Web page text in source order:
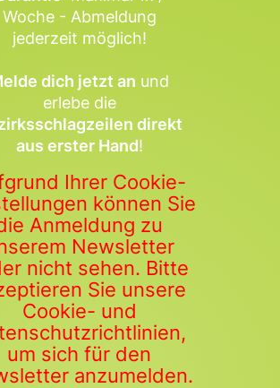
Woche - Abmeldung
jederzeit möglich!
dich jetzt an und
erlebe die
direkt
aus erster Hand!
Ihrer Cookie-
können Sie
Anmeldung zu
Newsletter
nicht sehen. Bitte
Sie unsere
Cookie- und
um sich für den
anzumelden.